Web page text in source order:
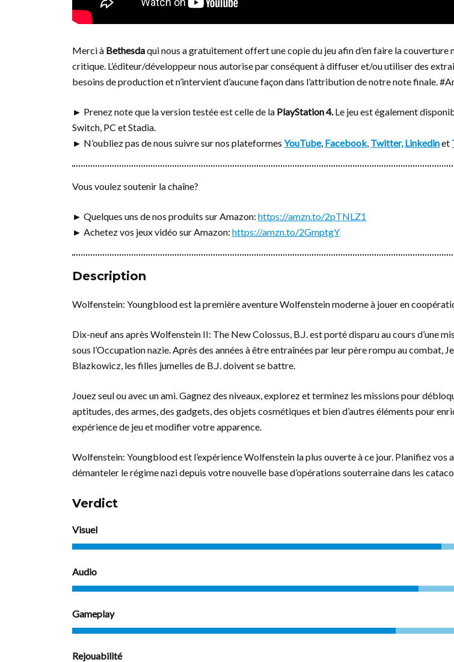
Merci à Bethesdaqui nous a gratuitement offert une copie du jeu afin d’en faire la couverture
critique. L’éditeur/développeur nous autorise par conséquent à diffuser et/ou utiliser des
besoins de production et n’intervient d’aucune façon dans l’attribution de notre note finale.
► Prenez note que la version testée est celle de la PlayStation 4.Le jeu est également
Switch, PC et Stadia.
► N’oubliez pas de nous suivre sur nos plateformes YouTube, Facebook, Twitter, Linkedinet
Vous voulez soutenir la chaîne?
► Quelques uns de nos produits sur Amazon: https://amzn.to/2pTNLZ1
► Achetez vos jeux vidéo sur Amazon: https://amzn.to/2GmptgY
Description
Wolfenstein: Youngblood est la première aventure Wolfenstein moderne à jouer en
Dix-neuf ans après Wolfenstein II: The New Colossus, B.J. est porté disparu au cours d’une
sous l’Occupation nazie. Après des années à être entraînées par leur père rompu au combat,
Blazkowicz, les filles jumelles de B.J. doivent se battre.
Jouez seul ou avec un ami. Gagnez des niveaux, explorez et terminez les missions pour
aptitudes, des armes, des gadgets, des objets cosmétiques et bien d’autres éléments pour
expérience de jeu et modifier votre apparence.
Wolfenstein: Youngblood est l’expérience Wolfenstein la plus ouverte à ce jour. Planifiez vos
démanteler le régime nazi depuis votre nouvelle base d’opérations souterraine dans les
Verdict
Visuel
Audio
Gameplay
Rejouabilité